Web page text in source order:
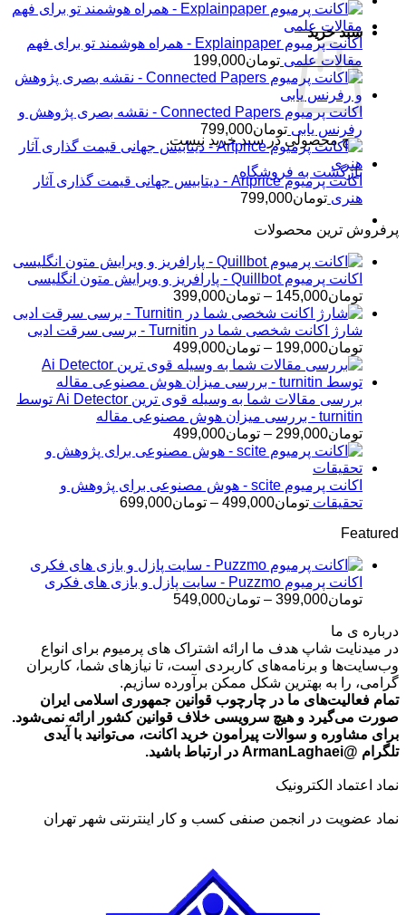
سبد خرید
هیچ محصولی در سبد خرید نیست.
بازگشت به فروشگاه
اکانت پرمیوم Explainpaper - همراه هوشمند تو برای فهم
مقالات علمی تومان199,000
اکانت پرمیوم Connected Papers - نقشه بصری پژوهش و
رفرنس یابی تومان799,000
اکانت پرمیوم Artprice - دیتابیس جهانی قیمت ‌گذاری آثار
هنری تومان799,000
پرفروش ترین محصولات
اکانت پرمیوم Quillbot - پارافریز و ویرایش متون انگلیسی
تومان145,000
– تومان399,000محدوده
قیمت:
تومان145,000
تا
تومان399,000
شارژ اکانت شخصی شما در Turnitin - برسی سرقت ادبی
تومان199,000
– تومان499,000محدوده
قیمت:
تومان199,000
تا
تومان499,000
بررسی مقالات شما به وسیله قوی ترین Ai Detector توسط
turnitin - بررسی میزان هوش مصنوعی مقاله
تومان299,000
– تومان499,000محدوده
قیمت:
تا
تومان499,000
اکانت پرمیوم scite - هوش مصنوعی برای پژوهش و
تحقیقات تومان499,000
– تومان699,000محدوده
تومان699,000
Featured
اکانت پرمیوم Puzzmo - سایت پازل و بازی های فکری
تومان399,000
– تومان549,000
تا
تومان549,000
درباره ی ما
در میدنایت شاپ هدف ما ارائه اشتراک های پرمیوم برای انواع
وب‌سایت‌ها و برنامه‌های کاربردی است، تا نیازهای شما، کاربران
گرامی، را به بهترین شکل ممکن برآورده سازیم.
تمام فعالیت‌های ما در چارچوب قوانین جمهوری اسلامی ایران
صورت می‌گیرد و هیچ سرویسی خلاف قوانین کشور ارائه نمی‌شود.
برای مشاوره و سوالات پیرامون خرید اکانت، می‌توانید با آیدی
تلگرام @ArmanLaghaei در ارتباط باشید.
نماد اعتماد الکترونیک
نماد عضویت در انجمن صنفی کسب و کار اینترنتی شهر تهران